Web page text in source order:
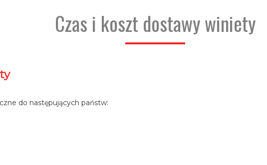
Czas i koszt dostawy winiety
do następujących państw: